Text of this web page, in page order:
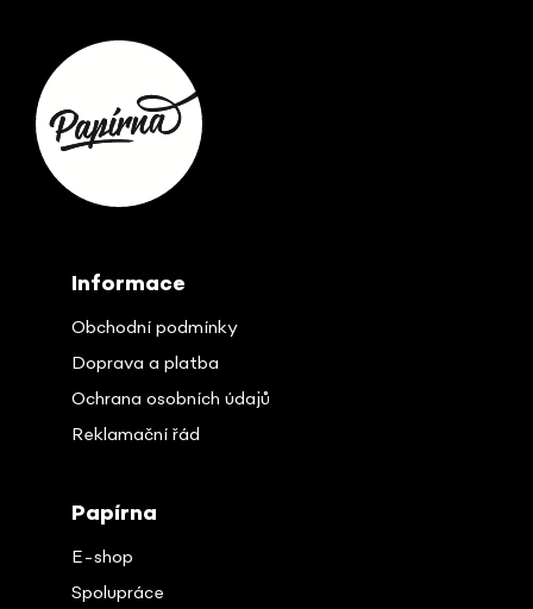
Informace
Obchodní podmínky
Doprava a platba
Ochrana osobních údajů
Reklamační řád
Papírna
E-shop
Spolupráce